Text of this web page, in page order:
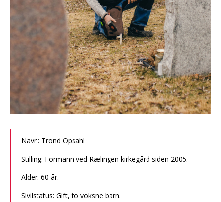
Navn: Trond Opsahl
Stilling: Formann ved Rælingen kirkegård siden 2005.
Alder: 60 år.
Sivilstatus: Gift, to voksne barn.